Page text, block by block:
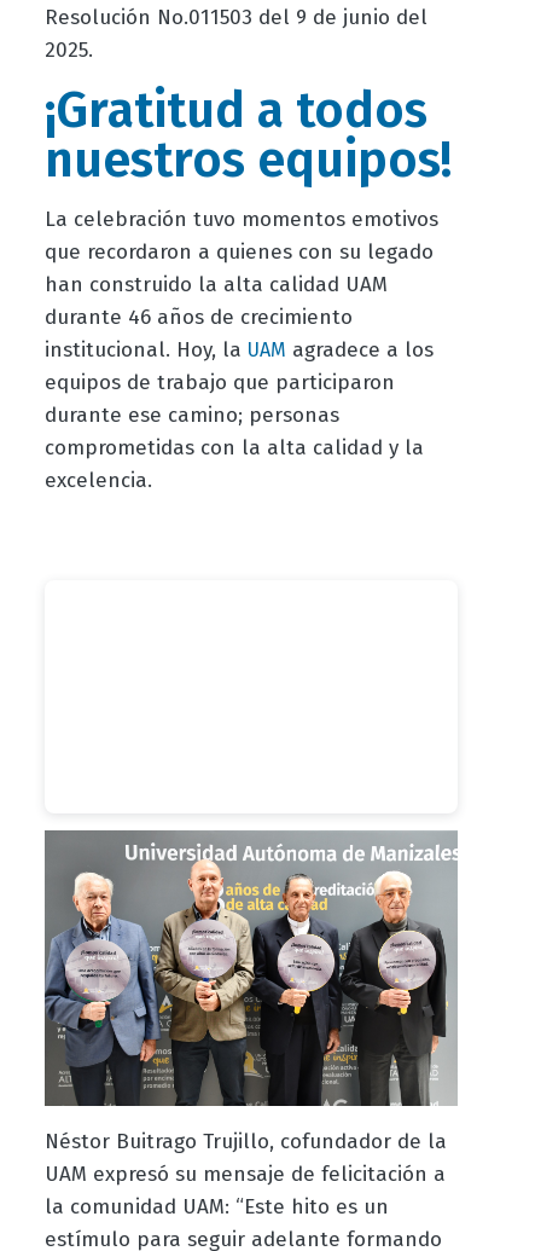
Resolución No.011503 del 9 de junio del
2025.
¡Gratitud a todos
nuestros equipos!
La celebración tuvo momentos emotivos
que recordaron a quienes con su legado
han construido la alta calidad UAM
durante 46 años de crecimiento
institucional. Hoy, la UAM agradece a los
equipos de trabajo que participaron
durante ese camino; personas
comprometidas con la alta calidad y la
excelencia.
Néstor Buitrago Trujillo, cofundador de la
UAM expresó su mensaje de felicitación a
la comunidad UAM: “Este hito es un
estímulo para seguir adelante formando